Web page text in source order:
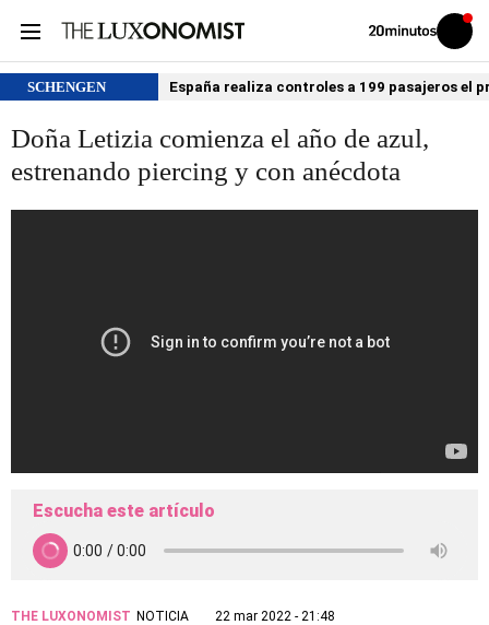
Volver
Iniciar
sesión
SCHENGEN España realiza controles a 199 pasajeros el
Doña Letizia comienza el año de azul,
estrenando piercing y con anécdota
Escucha este artículo
THE LUXONOMIST NOTICIA
22 mar 2022 - 21:48